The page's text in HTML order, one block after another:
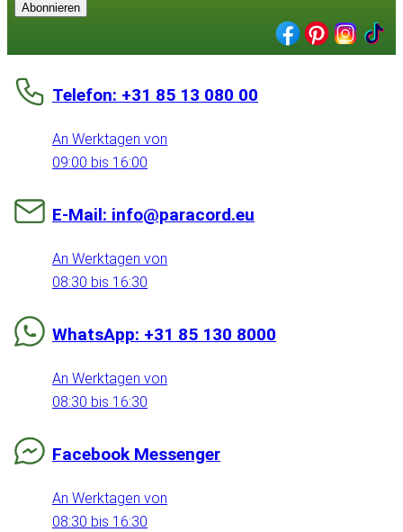
Abonnieren
Telefon: +31 85 13 080 00
An Werktagen von
09:00 bis 16:00
E-Mail: info@paracord.eu
An Werktagen von
08:30 bis 16:30
WhatsApp: +31 85 130 8000
An Werktagen von
08:30 bis 16:30
Facebook Messenger
An Werktagen von
08:30 bis 16:30